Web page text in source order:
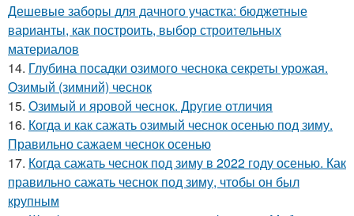
Дешевые заборы для дачного участка: бюджетные
варианты, как построить, выбор строительных
материалов
14. Глубина посадки озимого чеснока секреты урожая.
Озимый (зимний) чеснок
15. Озимый и яровой чеснок. Другие отличия
16. Когда и как сажать озимый чеснок осенью под зиму.
Правильно сажаем чеснок осенью
17. Когда сажать чеснок под зиму в 2022 году осенью. Как
правильно сажать чеснок под зиму, чтобы он был
крупным